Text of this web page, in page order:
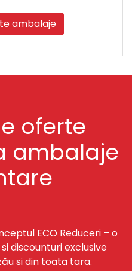
ambalaje
oferte
ambalaje
ECO Reduceri – o
discounturi exclusive
si din toata tara.